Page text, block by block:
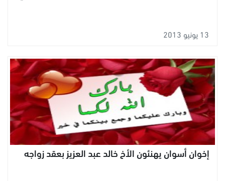
13 يونيو 2013
إخوان أسوان يهنئون الأخ خالد عبد العزيز بعقد زواجه